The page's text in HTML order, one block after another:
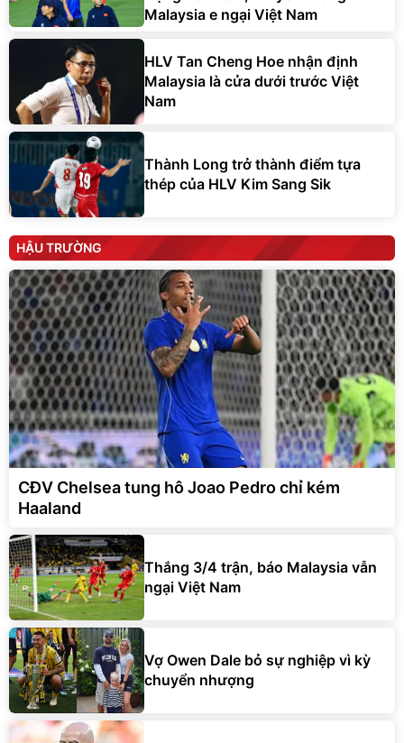
Malaysia e ngại Việt Nam
HLV Tan Cheng Hoe nhận định
Malaysia là cửa dưới trước Việt
Nam
Thành Long trở thành điểm tựa
thép của HLV Kim Sang Sik
HẬU TRƯỜNG
CĐV Chelsea tung hô Joao Pedro chỉ kém
Haaland
Thắng 3/4 trận, báo Malaysia vẫn
ngại Việt Nam
Vợ Owen Dale bỏ sự nghiệp vì kỳ
chuyển nhượng